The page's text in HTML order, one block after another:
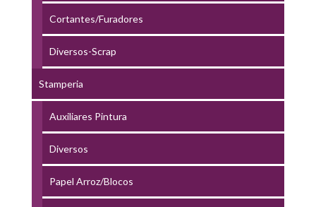
Cortantes/Furadores
Diversos-Scrap
Stamperia
Auxiliares Pintura
Diversos
Papel Arroz/Blocos